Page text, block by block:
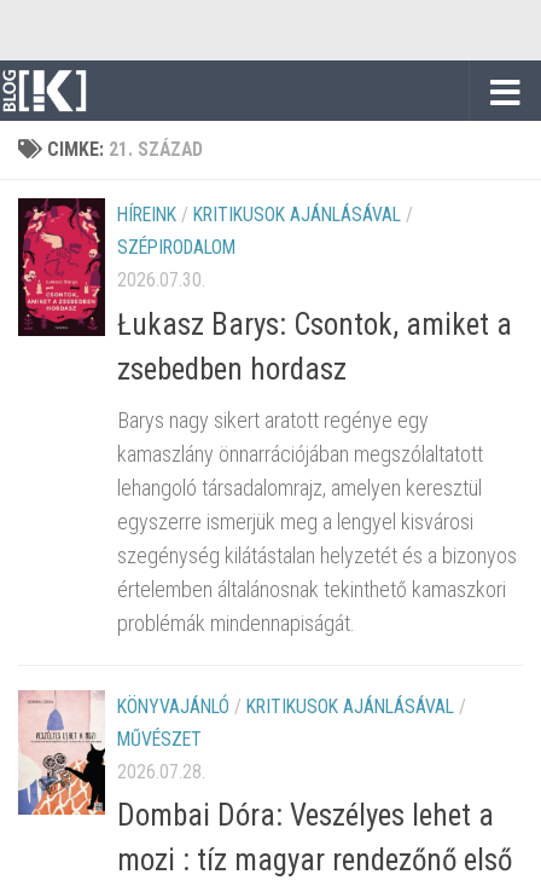
CIMKE: 21. SZÁZAD
HÍREINK / KRITIKUSOK AJÁNLÁSÁVAL /
SZÉPIRODALOM
2026.07.30.
Łukasz Barys: Csontok, amiket a
zsebedben hordasz
Barys nagy sikert aratott regénye egy
kamaszlány önnarrációjában megszólaltatott
lehangoló társadalomrajz, amelyen keresztül
egyszerre ismerjük meg a lengyel kisvárosi
szegénység kilátástalan helyzetét és a bizonyos
értelemben általánosnak tekinthető kamaszkori
problémák mindennapiságát.
KÖNYVAJÁNLÓ / KRITIKUSOK AJÁNLÁSÁVAL /
MŰVÉSZET
2026.07.28.
Dombai Dóra: Veszélyes lehet a
mozi : tíz magyar rendezőnő első